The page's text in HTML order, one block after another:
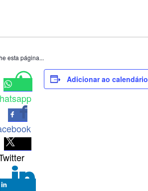
esta página...
Adicionar ao calendário